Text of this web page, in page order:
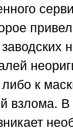
к
взлома. В